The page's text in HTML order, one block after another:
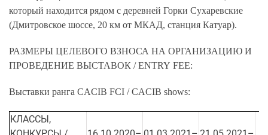
который находится рядом с деревней Горки Сухаревские
(Дмитровское шоссе, 20 км от МКАД, станция Катуар).
РАЗМЕРЫ ЦЕЛЕВОГО ВЗНОСА НА ОРГАНИЗАЦИЮ И
ПРОВЕДЕНИЕ ВЫСТАВОК /ENTRY FEE:
Выставки ранга CACIB FCI /CACIB shows:
КЛАССЫ,